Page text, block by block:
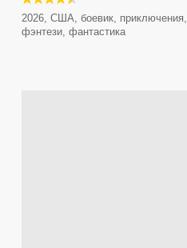
2026, США, боевик, приключения,
фэнтези, фантастика